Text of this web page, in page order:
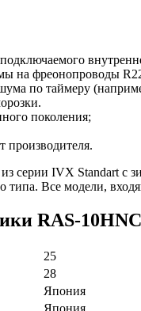
на фреонопроводы
по таймеру
поколения;
производителя.
серии IVX Standart с
Все модели,
RAS-
25
28
Япония
Япония